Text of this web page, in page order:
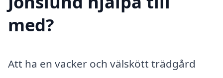
med?
Att ha en vacker och välskött trädgård